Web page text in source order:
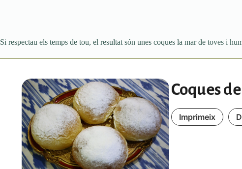
Si respectau els temps de tou, el resultat són unes coques la mar de toves i
Coques
Imprimeix